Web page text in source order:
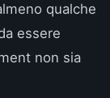
qualche
essere
non sia